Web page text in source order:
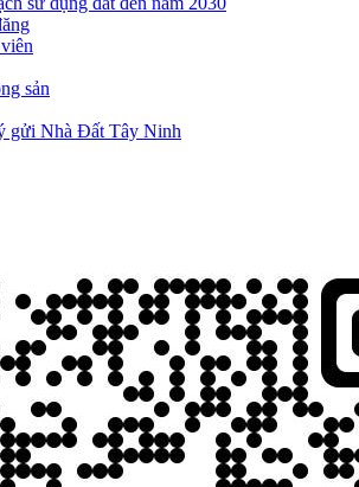
sản
gửi Nhà Đất Tây Ninh